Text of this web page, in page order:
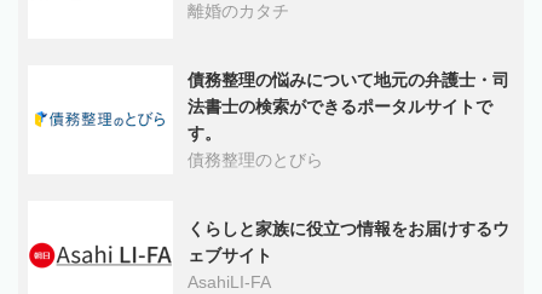
離婚のカタチ
債務整理の悩みについて地元の弁護士・司
法書士の検索ができるポータルサイトで
す。
債務整理のとびら
くらしと家族に役立つ情報をお届けするウ
ェブサイト
AsahiLI-FA